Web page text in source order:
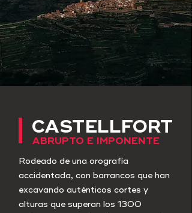
CASTELLFORT
ABRUPTO E IMPONENTE
Rodeado de una orografía
accidentada, con barrancos que han
excavando auténticos cortes y
alturas que superan los 1300